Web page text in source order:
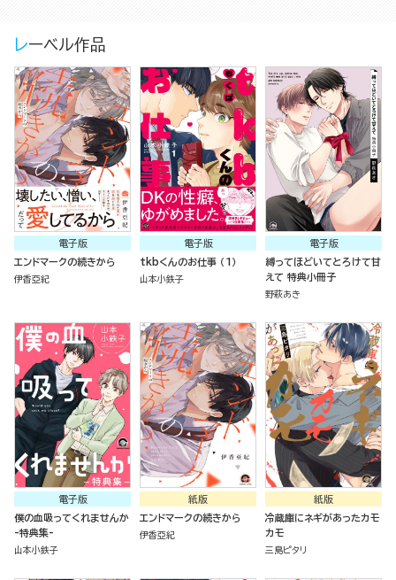
レーベル作品
電子版
エンドマークの続きから
伊香亞紀
電子版
tkbくんのお仕事 （1）
山本小鉄子
電子版
縛ってほどいてとろけて甘
えて 特典小冊子
野萩あき
電子版
僕の血吸ってくれませんか
-特典集-
山本小鉄子
紙版
エンドマークの続きから
伊香亞紀
紙版
冷蔵庫にネギがあったカモ
カモ
三島ピタリ